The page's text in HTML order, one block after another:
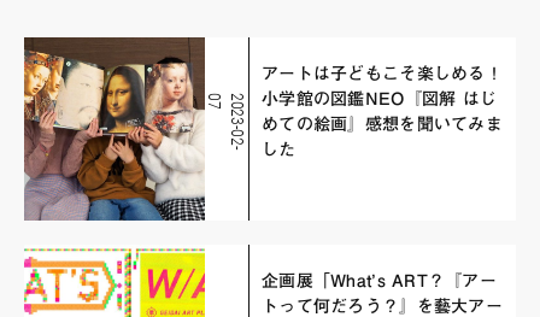
2
0
2
3
-
0
2
-
0
7
アートは子どもこそ楽しめる！
小学館の図鑑NEO『図解 はじ
めての絵画』感想を聞いてみま
した
企画展「What’s ART？『アー
トって何だろう？』を藝大アー